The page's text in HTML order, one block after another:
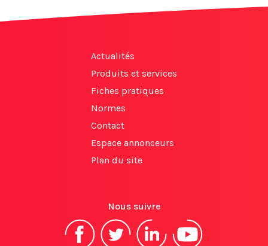
Actualités
Produits et services
Fiches pratiques
Normes
Contact
Espace annonceurs
Plan du site
Nous suivre